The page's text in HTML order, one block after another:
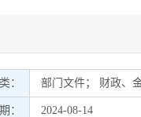
部门文件； 财政、
： 2024-08-14